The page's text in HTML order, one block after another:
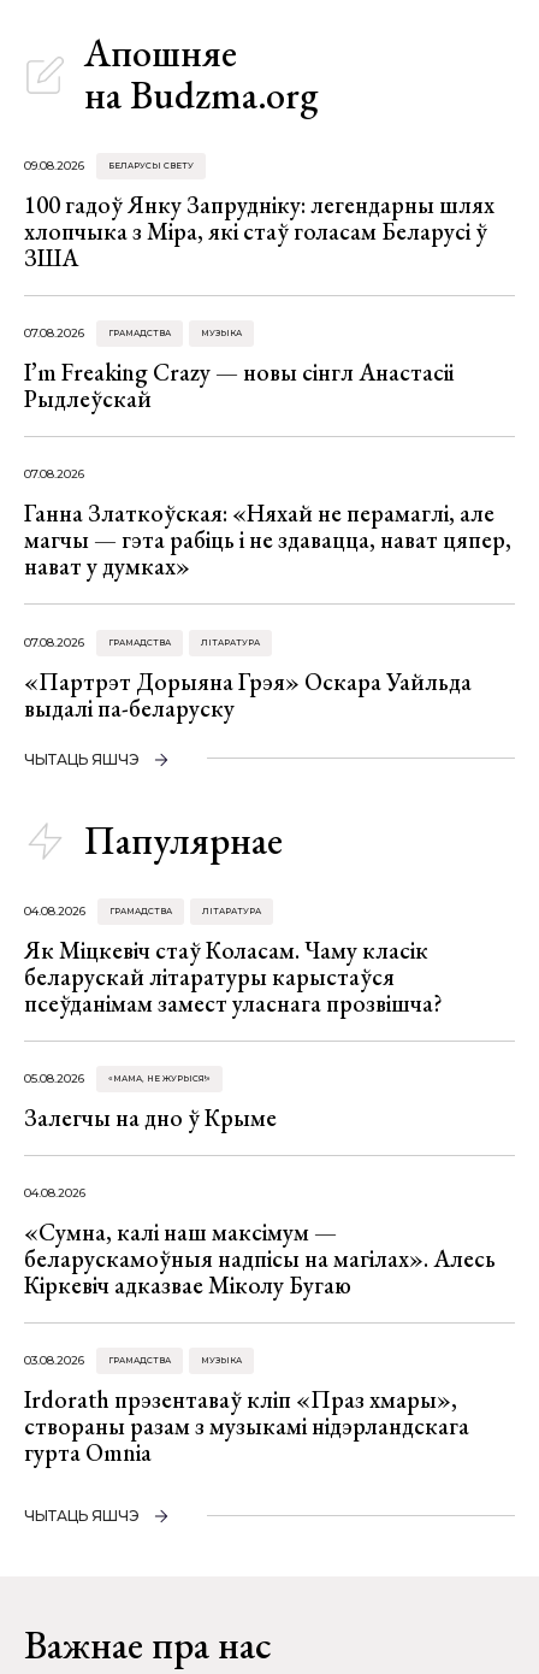
Апошняе
на Budzma.org
09.08.2026 БЕЛАРУСЫ СВЕТУ
100 гадоў Янку Запрудніку: легендарны шлях
хлопчыка з Міра, які стаў голасам Беларусі ў
ЗША
07.08.2026 ГРАМАДСТВА МУЗЫКА
I’m Freaking Crazy — новы сінгл Анастасіі
Рыдлеўскай
07.08.2026
Ганна Златкоўская: «Няхай не перамаглі, але
магчы — гэта рабіць і не здавацца, нават цяпер,
нават у думках»
07.08.2026 ГРАМАДСТВА ЛІТАРАТУРА
«Партрэт Дорыяна Грэя» Оскара Уайльда
выдалі па-беларуску
ЧЫТАЦЬ ЯШЧЭ
Папулярнае
04.08.2026 ГРАМАДСТВА ЛІТАРАТУРА
Як Міцкевіч стаў Коласам. Чаму класік
беларускай літаратуры карыстаўся
псеўданімам замест уласнага прозвішча?
05.08.2026 «МАМА, НЕ ЖУРЫСЯ!»
Залегчы на дно ў Крыме
04.08.2026
«Сумна, калі наш максімум —
беларускамоўныя надпісы на магілах». Алесь
Кіркевіч адказвае Міколу Бугаю
03.08.2026 ГРАМАДСТВА МУЗЫКА
Irdorath прэзентаваў кліп «Праз хмары»,
створаны разам з музыкамі нідэрландскага
гурта Omnia
ЧЫТАЦЬ ЯШЧЭ
Важнае пра нас